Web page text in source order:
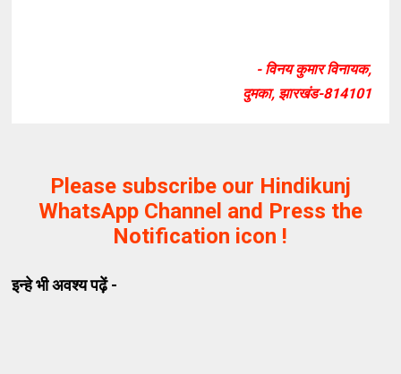
- विनय कुमार विनायक,
दुमका, झारखंड-814101
Please subscribe our Hindikunj
WhatsApp Channel and Press the
Notification icon !
इन्हे भी अवश्य पढ़ें -